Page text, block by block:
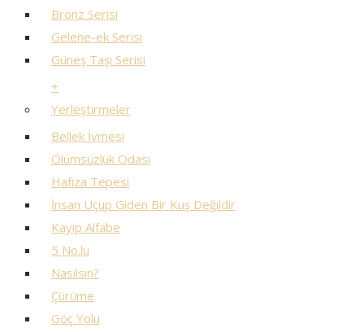
Bronz Serisi
Gelene-ek Serisi
Güneş Taşı Serisi
+
Yerleştirmeler
Bellek İvmesi
Ölümsüzlük Odası
Hafıza Tepesi
İnsan Uçup Giden Bir Kuş Değildir
Kayıp Alfabe
5 No.lu
Nasılsın?
Çürüme
Göç Yolu